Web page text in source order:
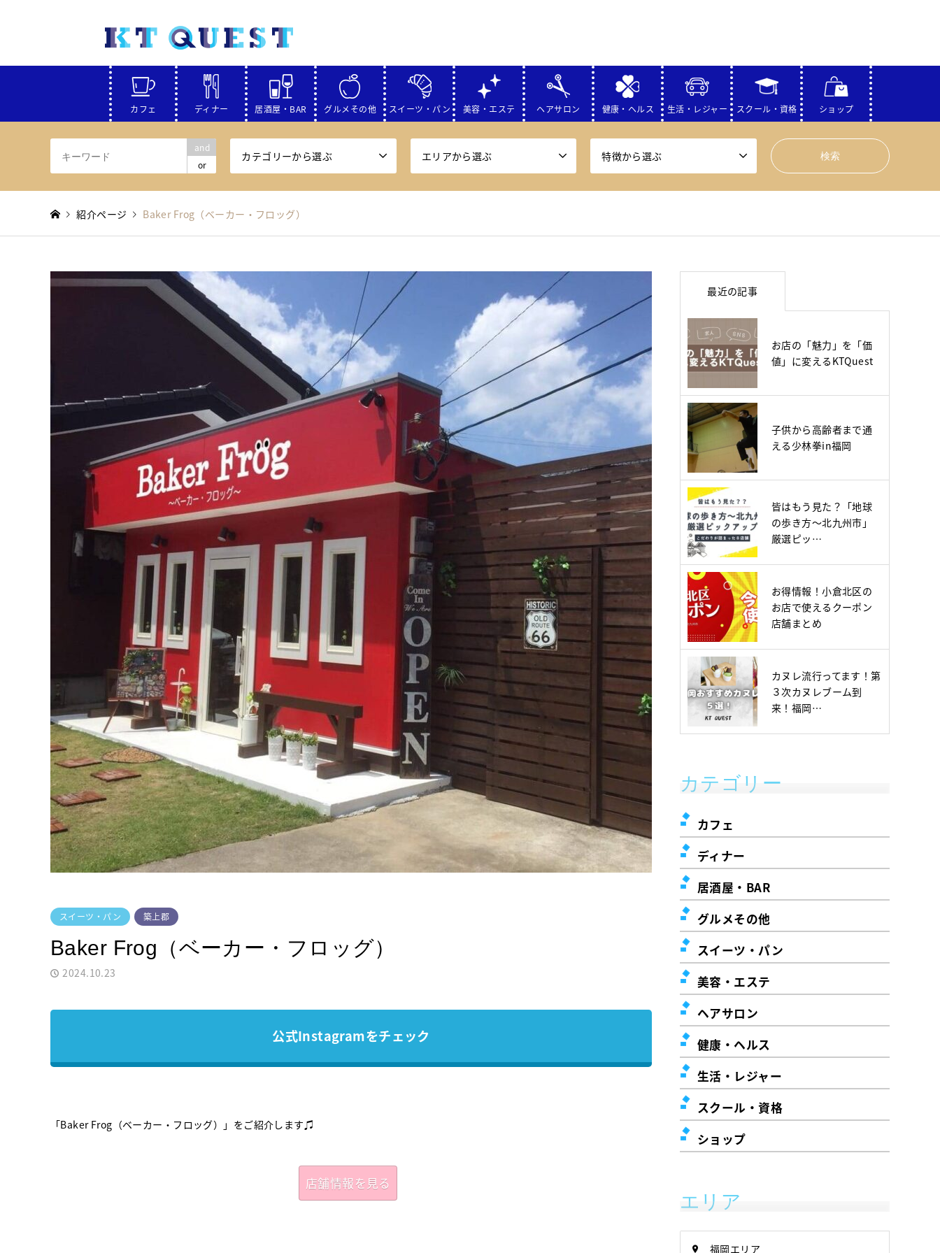
カフェ ディナー 居酒屋・BAR グルメその他 スイーツ・パン 美容・エステ ヘアサロン 健康・ヘルス 生活・レジャー スクール・資格 ショップ
and
or
カテゴリーから選ぶ エリアから選ぶ 特徴から選ぶ
紹介ページ Baker Frog（ベーカー・フロッグ）
スイーツ・パン 築上郡
Baker Frog（ベーカー・フロッグ）
2024.10.23
公式Instagramをチェック
「Baker Frog（ベーカー・フロッグ）」をご紹介します♫
店舗情報を見る
最近の記事
お店の「魅力」を「価
値」に変えるKTQuest
子供から高齢者まで通
える少林拳in福岡
皆はもう見た？「地球
の歩き方～北九州市」
厳選ピッ…
お得情報！小倉北区の
お店で使えるクーポン
店舗まとめ
カヌレ流行ってます！第
３次カヌレブーム到
来！福岡…
カテゴリー
カフェ
ディナー
居酒屋・BAR
グルメその他
スイーツ・パン
美容・エステ
ヘアサロン
健康・ヘルス
生活・レジャー
スクール・資格
ショップ
エリア
福岡エリア